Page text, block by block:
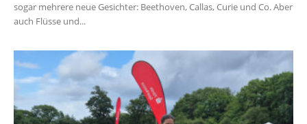
sogar mehrere neue Gesichter: Beethoven, Callas, Curie und Co. Aber
auch Flüsse und...